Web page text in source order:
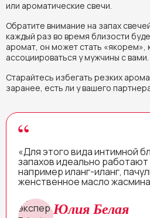
или ароматические свечи.
Обратите внимание на запах
каждый раз во время близости
аромат, он может стать «якорем»,
ассоциироваться у мужчины с вами.
Старайтесь избегать резких
заранее, есть ли у вашего
«Для этого вида интимной
запахов идеально
например иланг-иланг,
женственное масло
Юлия Белая